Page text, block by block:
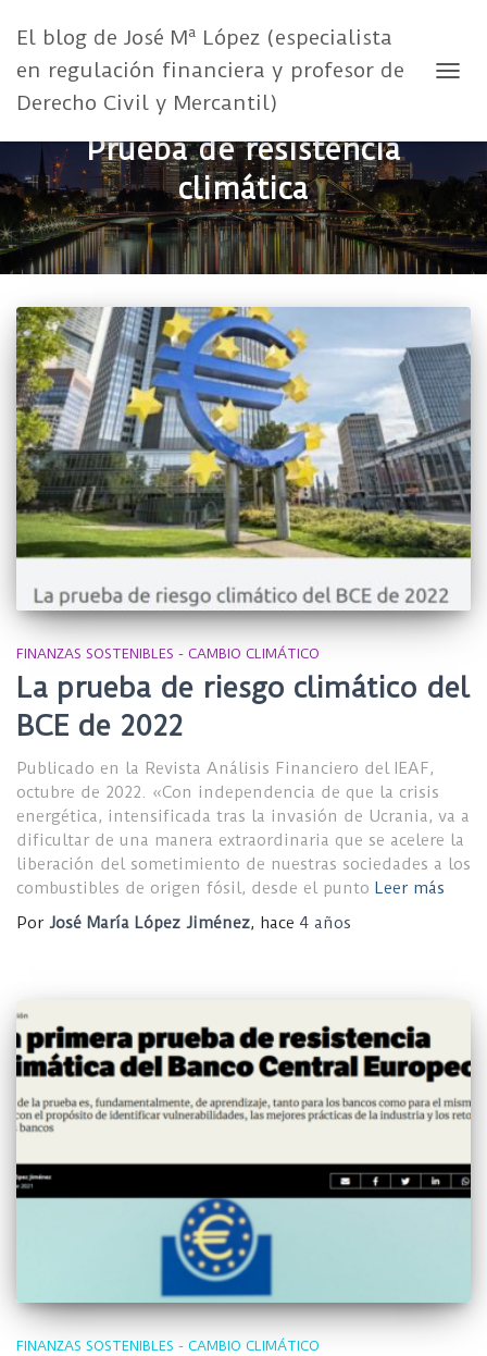
El blog de José Mª López (especialista
en regulación financiera y profesor de
Derecho Civil y Mercantil)
Prueba de resistencia
climática
FINANZAS SOSTENIBLES - CAMBIO CLIMÁTICO
La prueba de riesgo climático del
BCE de 2022
Publicado en la Revista Análisis Financiero del IEAF,
octubre de 2022. «Con independencia de que la crisis
energética, intensificada tras la invasión de Ucrania, va a
dificultar de una manera extraordinaria que se acelere la
liberación del sometimiento de nuestras sociedades a los
combustibles de origen fósil, desde el punto Leer más
Por José María López Jiménez, hace 4 años
FINANZAS SOSTENIBLES - CAMBIO CLIMÁTICO